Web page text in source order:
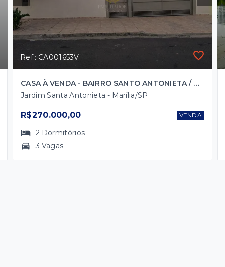
Ref.: CA001653V
CASA À VENDA - BAIRRO SANTO ANTONIETA / MARÍLIA
Jardim Santa Antonieta - Marília/SP
R$270.000,00 VENDA
2 Dormitórios
3 Vagas